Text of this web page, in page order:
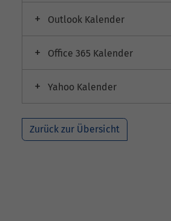
Outlook Kalender
Office 365 Kalender
Yahoo Kalender
Zurück zur Übersicht